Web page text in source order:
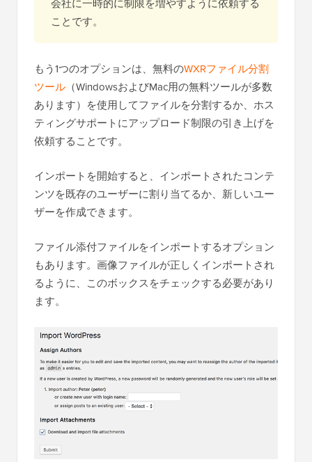
会社に一時的に制限を増やすように依頼する
ことです。
もう1つのオプションは、無料のWXRファイル分割
ツール （WindowsおよびMac用の無料ツールが多数
あります）を使用してファイルを分割するか、ホス
ティングサポートにアップロード制限の引き上げを
依頼することです。
インポートを開始すると、インポートされたコンテ
ンツを既存のユーザーに割り当てるか、新しいユー
ザーを作成できます。
ファイル添付ファイルをインポートするオプション
もあります。画像ファイルが正しくインポートされ
るように、このボックスをチェックする必要があり
ます。